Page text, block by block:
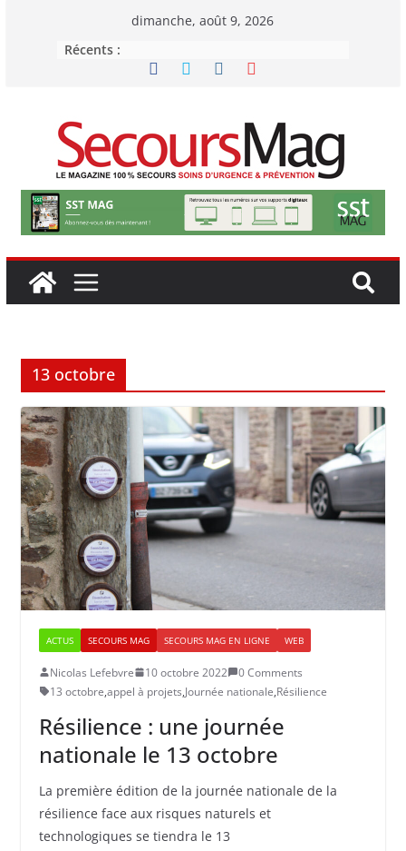
dimanche, août 9, 2026
Récents :
13 octobre
ACTUS SECOURS MAG SECOURS MAG EN LIGNE WEB
Nicolas Lefebvre 10 octobre 2022
0 Comments
13 octobre,appel à projets,Journée nationale,Résilience
Résilience : une journée
nationale le 13 octobre
La première édition de la journée nationale de la
résilience face aux risques naturels et
technologiques se tiendra le 13